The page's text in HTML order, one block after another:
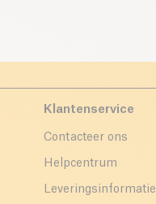
Klantenservice
Contacteer ons
Helpcentrum
Leveringsinformatie